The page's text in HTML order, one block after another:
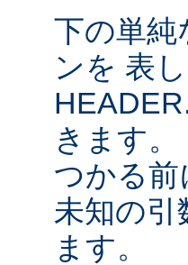
下の単純
ンを 表
きます
つかる
未知の
ます。